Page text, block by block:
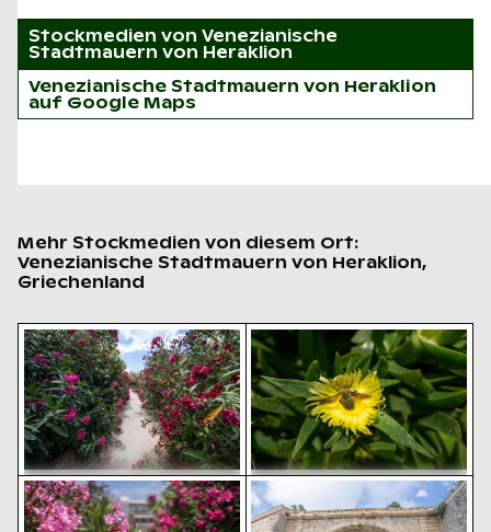
Stockmedien von Venezianische
Stadtmauern von Heraklion
Venezianische Stadtmauern von Heraklion
auf Google Maps
Mehr Stockmedien von diesem Ort:
Venezianische Stadtmauern von Heraklion,
Griechenland
Weg umgeben von blühenden Oleander bei den
Weg umgeben von blühenden
Oleander bei den Venezianischen
Stadtmauern von Heraklion
Nahaufnahme einer Biene
Nahaufnahme einer Biene bei der
Bestäubung einer leuchtend
gelben Blume
Leuchtend Rosa Oleanderblüten entlang der
Venezianische